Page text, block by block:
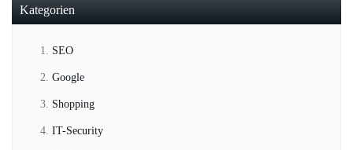
Kategorien
SEO
Google
Shopping
IT-Security